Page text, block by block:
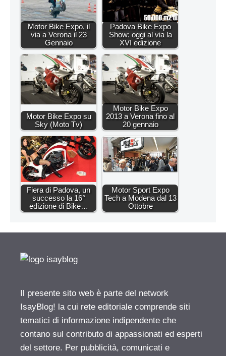
Motor Bike Expo, il
via a Verona il 23
Gennaio
Padova Bike Expo
Show: oggi al via la
XVI edizione
Motor Bike Expo su
Sky (Moto Tv)
Motor Bike Expo
2013 a Verona fino al
20 gennaio
Fiera di Padova, un
successo la 16°
edizione di Bike…
Motor Sport Expo
Tech a Modena dal 13
Ottobre
Il presente sito web è parte del network
IsayBlog! la cui rete editoriale comprende siti
tematici di informazione indipendente che
contano sul contributo di appassionati ed esperti
del settore. Per pubblicità, comunicati e